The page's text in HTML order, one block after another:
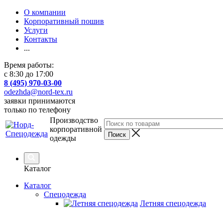
О компании
Корпоративный пошив
Услуги
Контакты
...
Время работы:
с 8:30 до 17:00
8 (495) 970-03-00
odezhda@nord-tex.ru
заявки принимаются
только по телефону
Производство
корпоративной
одежды
Каталог
Каталог
Спецодежда
Летняя спецодежда